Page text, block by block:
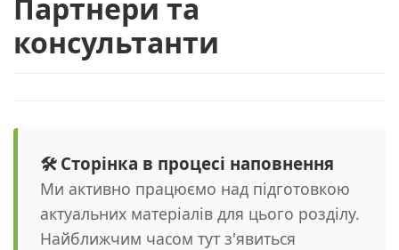
Партнери та
консультанти
🛠 Сторінка в процесі наповнення
Ми активно працюємо над підготовкою
актуальних матеріалів для цього розділу.
Найближчим часом тут з'явиться